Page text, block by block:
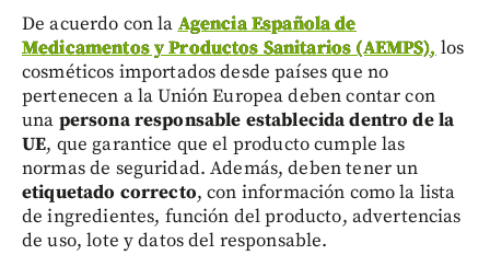
De acuerdo con laAgencia Española de
Medicamentos y Productos Sanitarios (AEMPS),los
cosméticos importados desde países que no
pertenecen a la Unión Europea deben contar con
una persona responsable establecida dentro de la
UE, que garantice que el producto cumple las
normas de seguridad. Además, deben tener un
etiquetado correcto, con información como la lista
de ingredientes, función del producto, advertencias
de uso, lote y datos del responsable.